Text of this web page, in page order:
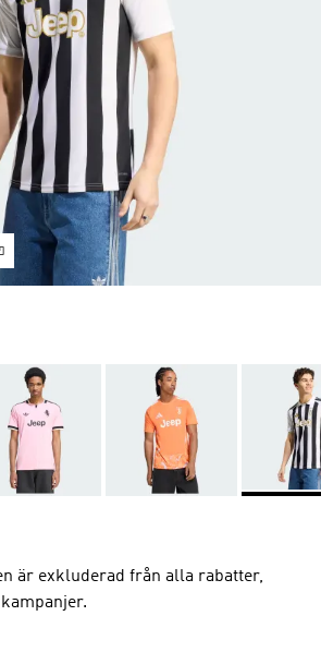
är exkluderad från alla rabatter,